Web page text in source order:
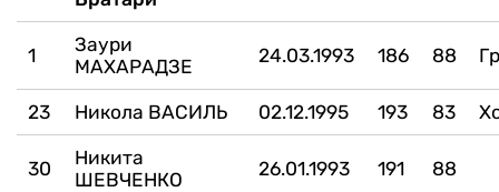
1
Заури
МАХАРАДЗЕ
24.03.1993 186 88
23 Никола ВАСИЛЬ 02.12.1995 193 83
30
Никита
ШЕВЧЕНКО
26.01.1993 191 88